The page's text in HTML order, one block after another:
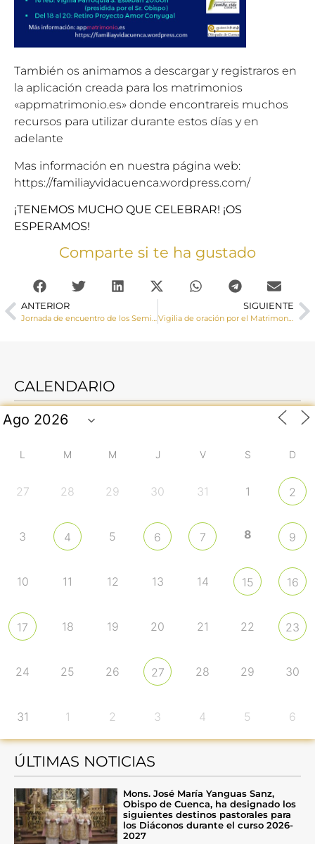
También os animamos a descargar y registraros en
la aplicación creada para los matrimonios
«appmatrimonio.es» donde encontrareis muchos
recursos para utilizar durante estos días y en
adelante
Mas información en nuestra página web:
https://familiayvidacuenca.wordpress.com/
¡TENEMOS MUCHO QUE CELEBRAR! ¡OS
ESPERAMOS!
Comparte si te ha gustado
ANTERIOR SIGUIENTE
Vigilia de oración por el Matrimonio
CALENDARIO
L M M J V S D
27 28 29 30 31 1 2
3 4 5 6 7 8 9
10 11 12 13 14 15 16
17 18 19 20 21 22 23
24 25 26 27 28 29 30
31 1 2 3 4 5 6
ÚLTIMAS NOTICIAS
Mons. José María Yanguas Sanz,
Obispo de Cuenca, ha designado los
siguientes destinos pastorales para
los Diáconos durante el curso 2026-
2027